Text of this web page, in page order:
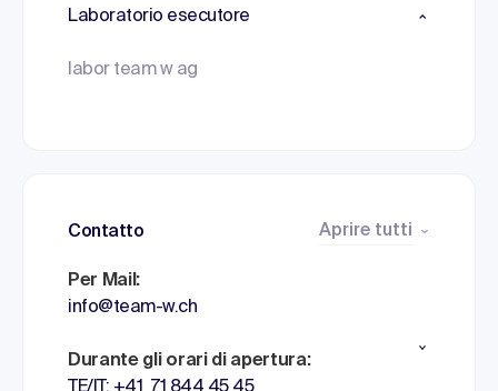
Laboratorio esecutore
labor team w ag
Contatto Aprire tutti
Per Mail:
info@team-w.ch
Durante gli orari di apertura: